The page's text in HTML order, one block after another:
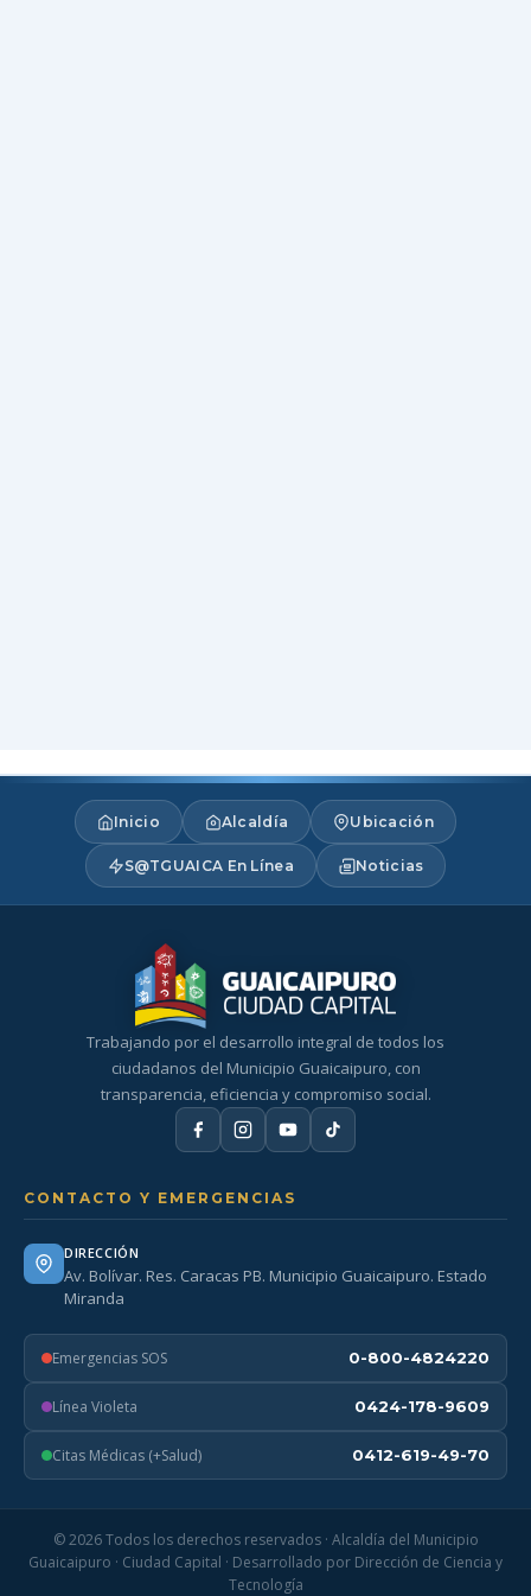
Inicio Alcaldía Ubicación
S@TGUAICA En Línea Noticias
Trabajando por el desarrollo integral de todos los
ciudadanos del Municipio Guaicaipuro, con
transparencia, eficiencia y compromiso social.
CONTACTO Y EMERGENCIAS
DIRECCIÓN
Av. Bolívar. Res. Caracas PB. Municipio Guaicaipuro. Estado
Miranda
Emergencias SOS 0-800-4824220
Línea Violeta 0424-178-9609
Citas Médicas (+Salud) 0412-619-49-70
© 2026 Todos los derechos reservados · Alcaldía del Municipio
Guaicaipuro · Ciudad Capital · Desarrollado por Dirección de Ciencia y
Tecnología